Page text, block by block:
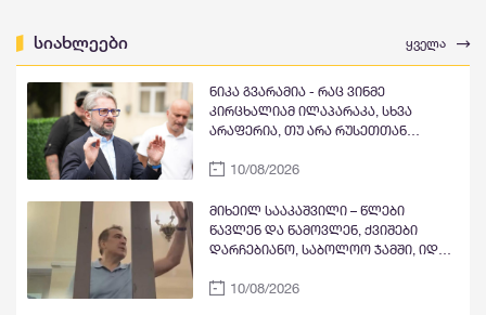
სიახლეები ყველა
ნიკა გვარამია - რაც ვინმე
კირცხალიამ ილაპარაკა, სხვა
არაფერია, თუ არა რუსეთთან
დაანონსება - ჯერ კულტურული
მოჰყვება სპორტი, ბოლოს იქნება
დიპლომატიური ურთიერთობების
აღდგენა
10/08/2026
მიხეილ სააკაშვილი – წლები
წავლენ და წამოვლენ, ქვიშები
დარჩებიანო, საბოლოო ჯამში, იდეა
შეიარაღებულ ბოროტებას, ოღონდ
10/08/2026